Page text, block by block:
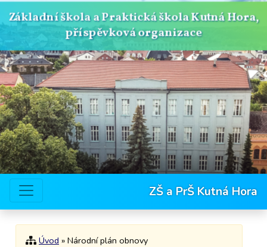
Základní škola a Praktická škola Kutná Hora,
příspěvková organizace
ZŠ a PrŠ Kutná Hora
Úvod » Národní plán obnovy